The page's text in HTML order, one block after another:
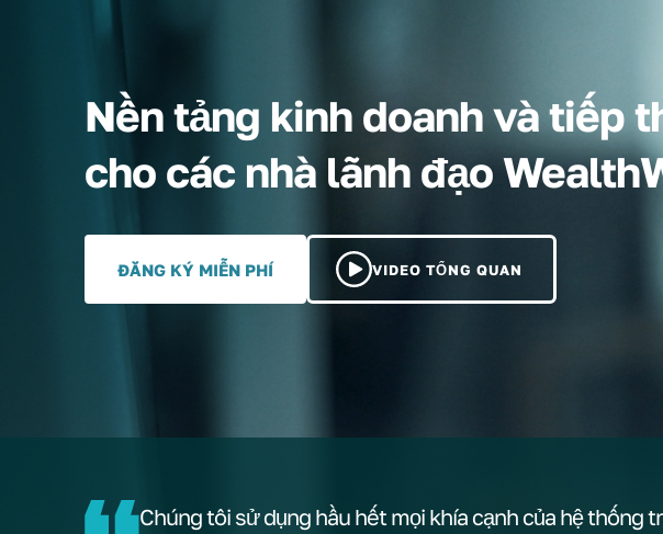
Nền tảng kinh doanh và tiếp
cho các nhà lãnh đạo
ĐĂNG KÝ MIỄN PHÍ VIDEO TỔNG QUAN
Chúng tôi sử dụng hầu hết mọi khía cạnh của hệ thống